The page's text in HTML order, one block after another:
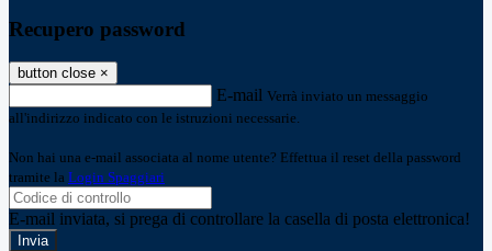
Recupero password
button close ×
E-mail Verrà inviato un messaggio
all'indirizzo indicato con le istruzioni necessarie.
Non hai una e-mail associata al nome utente? Effettua il reset della password
tramite la Login Spaggiari
E-mail inviata, si prega di controllare la casella di posta elettronica!